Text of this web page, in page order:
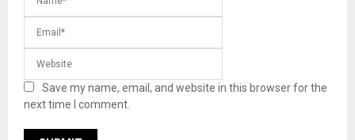
Save my name, email, and website in this browser for the
next time I comment.